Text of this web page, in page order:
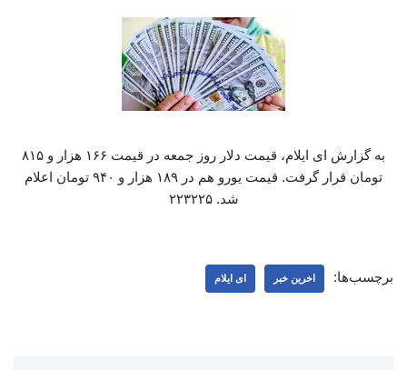
به گزارش ای ایلام، قیمت دلار روز جمعه در قیمت ۱۶۶ هزار و ۸۱۵
تومان قرار گرفت. قیمت یورو هم در ۱۸۹ هزار و ۹۴۰ تومان اعلام
شد. ۲۲۳۲۲۵
برچسب‌ها: اخرین خبر ای ایلام